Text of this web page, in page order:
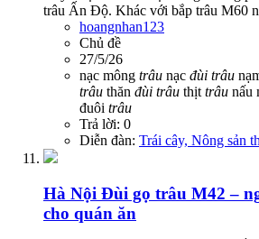
trâu Ấn Độ. Khác với bắp trâu M60
hoangnhan123
Chủ đề
27/5/26
nạc mông trâu nạc đùi trâu
trâu thăn đùi trâu thịt trâu nấu
đuôi trâu
Trả lời: 0
Diễn đàn: Trái cây, Nông sản
Hà Nội Đùi gọ trâu M42 –
cho quán ăn